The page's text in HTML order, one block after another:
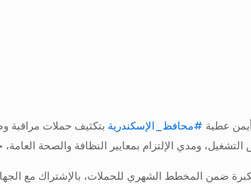
عطية #محافظ_الإسكندرية بتكثيف حملات مراقبة
ومدي الإلتزام بمعايير النظافة والصحة
ضمن المخطط الشهري للحملات، بالإشتراك مع الجهات